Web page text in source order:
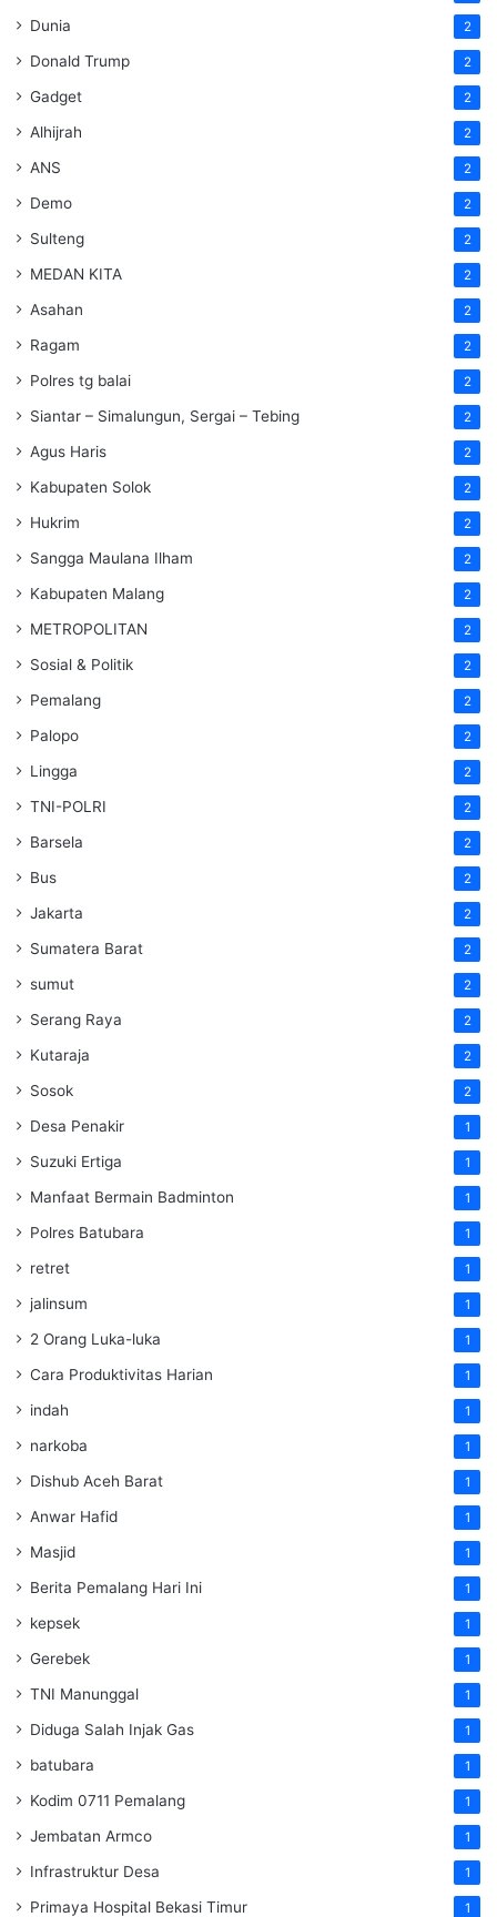
Dunia 2
Donald Trump 2
Gadget 2
Alhijrah 2
ANS 2
Demo 2
Sulteng 2
MEDAN KITA 2
Asahan 2
Ragam 2
Polres tg balai 2
Siantar – Simalungun, Sergai – Tebing 2
Agus Haris 2
Kabupaten Solok 2
Hukrim 2
Sangga Maulana Ilham 2
Kabupaten Malang 2
METROPOLITAN 2
Sosial & Politik 2
Pemalang 2
Palopo 2
Lingga 2
TNI-POLRI 2
Barsela 2
Bus 2
Jakarta 2
Sumatera Barat 2
sumut 2
Serang Raya 2
Kutaraja 2
Sosok 2
Desa Penakir 1
Suzuki Ertiga 1
Manfaat Bermain Badminton 1
Polres Batubara 1
retret 1
jalinsum 1
2 Orang Luka-luka 1
Cara Produktivitas Harian 1
indah 1
narkoba 1
Dishub Aceh Barat 1
Anwar Hafid 1
Masjid 1
Berita Pemalang Hari Ini 1
kepsek 1
Gerebek 1
TNI Manunggal 1
Diduga Salah Injak Gas 1
batubara 1
Kodim 0711 Pemalang 1
Jembatan Armco 1
Infrastruktur Desa 1
Primaya Hospital Bekasi Timur 1